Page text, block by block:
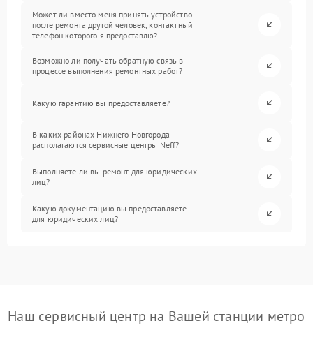
Может ли вместо меня принять устройство
после ремонта другой человек, контактный
телефон которого я предоставлю?
Возможно ли получать обратную связь в
процессе выполнения ремонтных работ?
Какую гарантию вы предоставляете?
В каких районах Нижнего Новгорода
располагаются сервисные центры Neff?
Выполняете ли вы ремонт для юридических
лиц?
Какую документацию вы предоставляете
для юридических лиц?
Наш сервисный центр на Вашей станции метро